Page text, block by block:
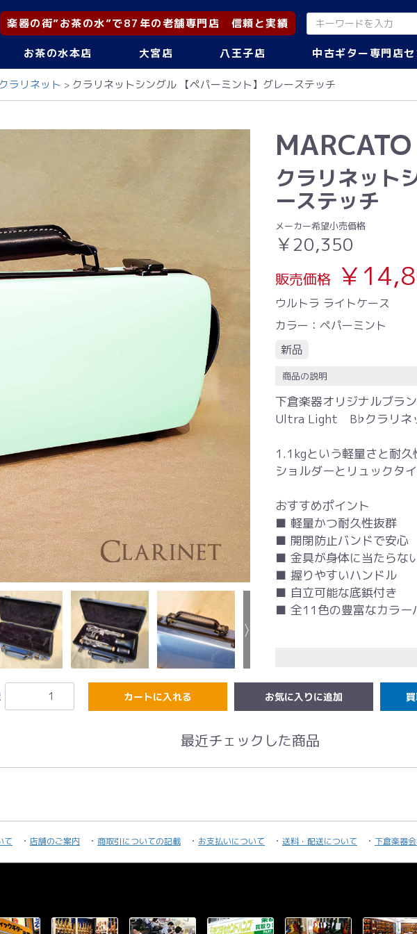
楽器の街”お茶の水”で87年の老舗専門店 信頼と実績
お茶の水本店 大宮店 八王子店 中古ギター専門店
クラリネット クラリネットシングル 【ペパーミント】グレーステッチ
MARCATO
クラリネット
ーステッチ
ウルトラ ライトケース
メーカー希望小売価格
￥20,350
販売価格 ￥
カラー：ペパーミント
新品
商品の説明
下倉楽器オリジナルブラ
Ultra Light B♭クラリネ
1.1kgという軽量さと耐
ショルダーとリュックタ
おすすめポイント
■ 軽量かつ耐久性抜群
■ 開閉防止バンドで安心
■ 金具が身体に当たらな
■ 握りやすいハンドル
■ 自立可能な底鋲付き
■ 全11色の豊富なカラー
・寸法:幅360×奥行き
・付属品:ショルダースト
ヤマハ・クランポン・セ
す。
(その他メーカーの機種の
・本商品は楽譜や小物の
・画像内にある楽器は付
Mail:wind@shimokura-
カートに入れる
最近チェックした商品
て 店舗のご案内 商取引についての記載 お支払いについて 送料・配送について 下倉楽器